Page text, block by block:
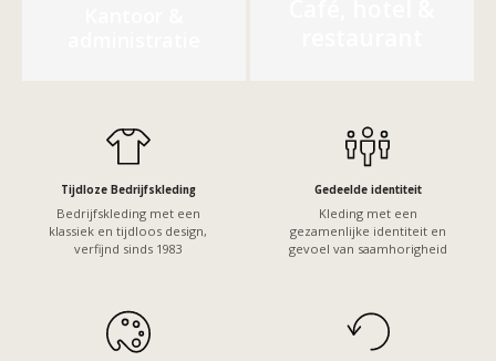
Tijdloze Bedrijfskleding
Bedrijfskleding met een
klassiek en tijdloos design,
verfijnd sinds 1983
Gedeelde identiteit
Kleding met een
gezamenlijke identiteit en
gevoel van saamhorigheid